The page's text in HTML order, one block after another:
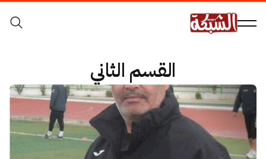
القسم الثاني